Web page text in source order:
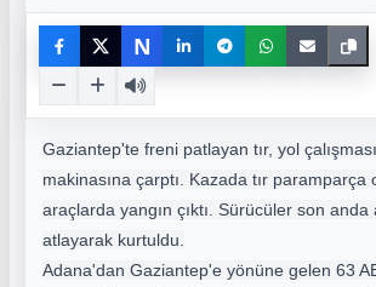
N
Gaziantep'te freni patlayan tır, yol
makinasına çarptı. Kazada tır paramparça
araçlarda yangın çıktı. Sürücüler son anda
atlayarak kurtuldu.
Adana'dan Gaziantep'e yönüne gelen 63